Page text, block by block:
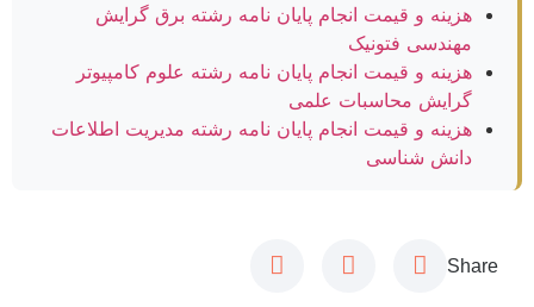
هزینه و قیمت انجام پایان نامه رشته برق گرایش
مهندسی فتونیک
هزینه و قیمت انجام پایان نامه رشته علوم کامپیوتر
گرایش محاسبات علمی
هزینه و قیمت انجام پایان نامه رشته مدیریت اطلاعات
دانش شناسی
Share